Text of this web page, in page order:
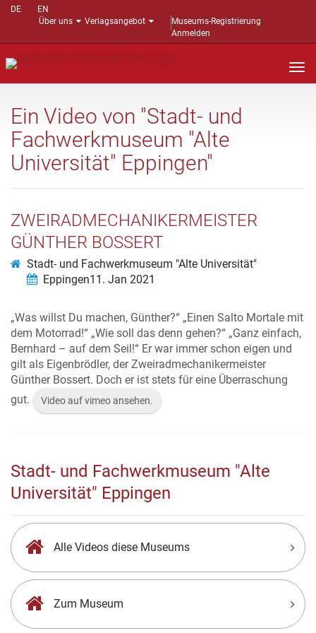
DE
EN
Über uns
Verlagsangebot
Museums-Registrierung
Anmelden
Ein Video von "Stadt- und
Fachwerkmuseum "Alte
Universität" Eppingen"
ZWEIRADMECHANIKERMEISTER
GÜNTHER BOSSERT
Stadt- und Fachwerkmuseum "Alte Universität"
Eppingen11. Jan 2021
„Was willst Du machen, Günther?“ „Einen Salto Mortale mit
dem Motorrad!“ „Wie soll das denn gehen?“ „Ganz einfach,
Bernhard – auf dem Seil!“ Er war immer schon eigen und
gilt als Eigenbrödler, der Zweiradmechanikermeister
Günther Bossert. Doch er ist stets für eine Überraschung
gut.
Video auf vimeo ansehen.
Stadt- und Fachwerkmuseum "Alte
Universität" Eppingen
Alle Videos diese Museums
Zum Museum